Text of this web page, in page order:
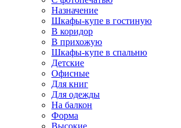
Назначение
Шкафы-купе в гостиную
В коридор
В прихожую
Шкафы-купе в спальню
Детские
Офисные
Для книг
Для одежды
На балкон
Форма
Высокие